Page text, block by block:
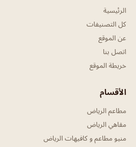
الرئيسية
كل التصنيفات
عن الموقع
اتصل بنا
خريطة الموقع
الأقسام
مطاعم الرياض
مقاهي الرياض
منيو مطاعم و كافيهات الرياض